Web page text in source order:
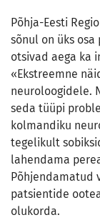
Põhja-Eesti
sõnul on üks
otsivad aega ka
«Ekstreemne
neuroloogidele.
seda tüüpi
kolmandiku
tegelikult
lahendama
Põhjendamatud
patsientide
olukorda.